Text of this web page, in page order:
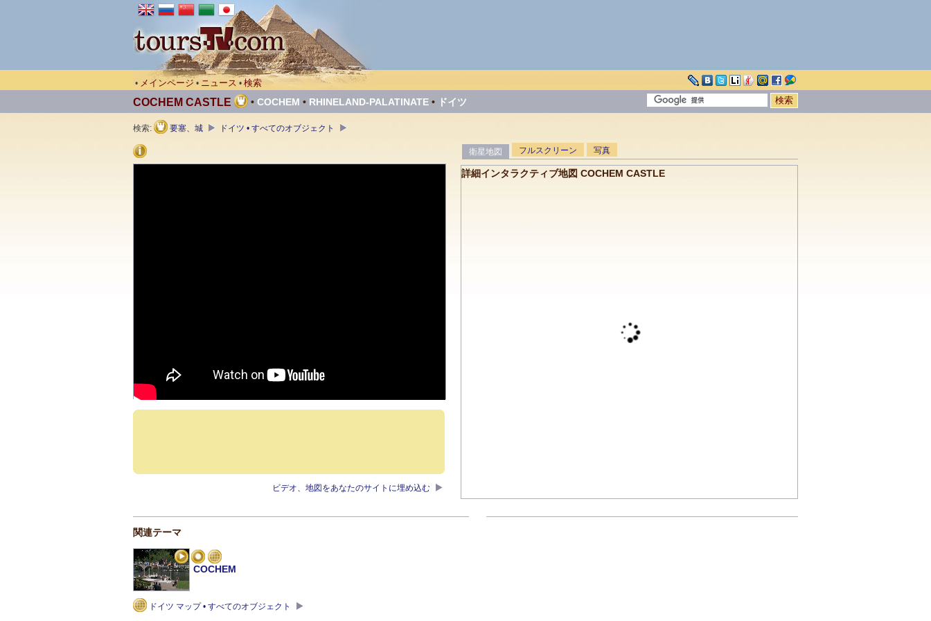
• メインページ • ニュース • 検索
COCHEM СASTLE • COCHEM • RHINELAND-PALATINATE • ドイツ
検索: 要塞、城 ドイツ • すべてのオブジェクト
ビデオ、地図をあなたのサイトに埋め込む
衛星地図 フルスクリーン 写真
詳細インタラクティブ地図 COCHEM СASTLE
関連テーマ
COCHEM
ドイツ マップ • すべてのオブジェクト